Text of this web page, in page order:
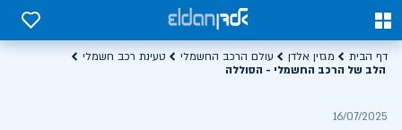
0
0
דף הבית מגזין אלדן עולם הרכב החשמלי
טעינת רכב חשמלי
הלב של הרכב החשמלי - הסוללה
16/07/2025